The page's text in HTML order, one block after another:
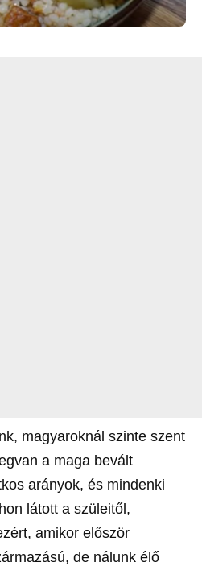
magyaroknál szinte szent
a maga bevált
arányok, és mindenki
látott a szüleitől,
amikor először
de nálunk élő